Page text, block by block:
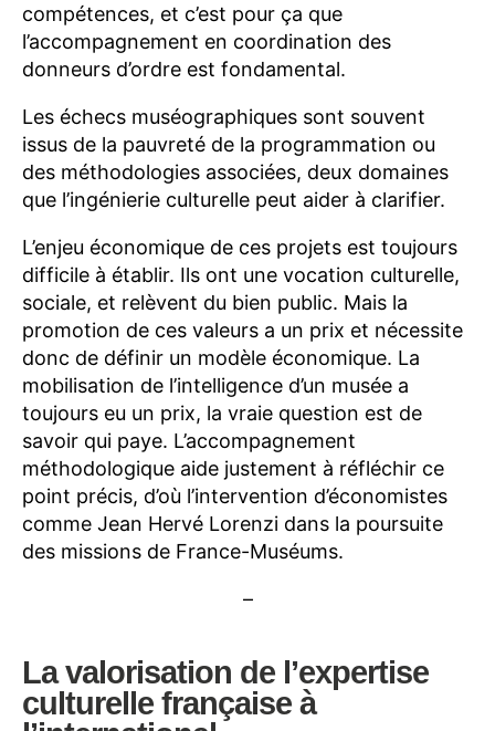
compétences, et c’est pour ça que
l’accompagnement en coordination des
donneurs d’ordre est fondamental.
Les échecs muséographiques sont souvent
issus de la pauvreté de la programmation ou
des méthodologies associées, deux domaines
que l’ingénierie culturelle peut aider à clarifier.
L’enjeu économique de ces projets est toujours
difficile à établir. Ils ont une vocation culturelle,
sociale, et relèvent du bien public. Mais la
promotion de ces valeurs a un prix et nécessite
donc de définir un modèle économique. La
mobilisation de l’intelligence d’un musée a
toujours eu un prix, la vraie question est de
savoir qui paye. L’accompagnement
méthodologique aide justement à réfléchir ce
point précis, d’où l’intervention d’économistes
comme Jean Hervé Lorenzi dans la poursuite
des missions de France-Muséums.
–
La valorisation de l’expertise
culturelle française à